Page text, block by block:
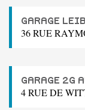
GARAGE
36 RUE
GARAGE 2G
4 RUE DE